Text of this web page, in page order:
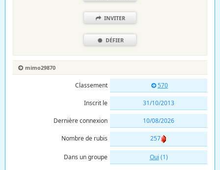
INVITER
DÉFIER
mimo29870
Classement 570
Inscrit le 31/10/2013
Dernière connexion 10/08/2026
Nombre de rubis 257
Dans un groupe Oui (1)